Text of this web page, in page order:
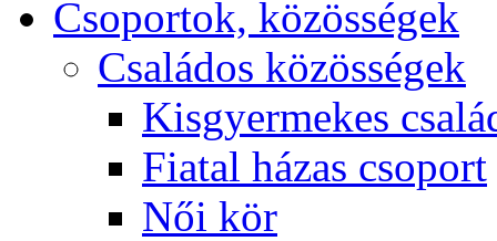
Csoportok, közösségek
Családos közösségek
Kisgyermekes
Fiatal házas csoport
Női kör